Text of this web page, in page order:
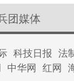
科技日报 法
中华网 红网
团媒体